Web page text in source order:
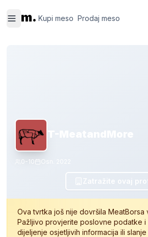
m. Kupi meso Prodaj meso
meso
meso
T-MeatandMore
0-10 Osn.
Zatražite ovaj
Ova tvrtka još nije dovršila MeatBorsa
Pažljivo provjerite poslovne podatke i
dijeljenje osjetljivih informacija ili